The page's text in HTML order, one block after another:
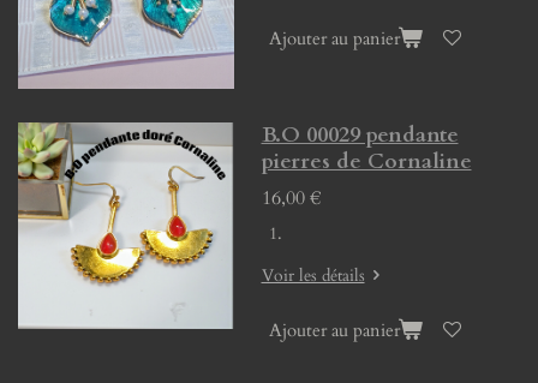
Ajouter au panier
B.O 00029 pendante
pierres de Cornaline
16,00 €
Voir les détails
Ajouter au panier